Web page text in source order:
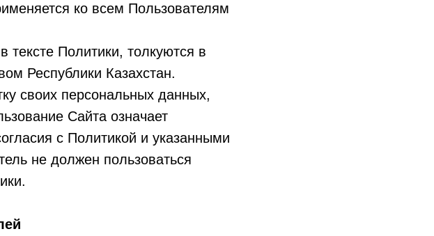
ко всем Пользователям
Политики, толкуются в
Республики Казахстан.
своих персональных данных,
Сайта означает
с Политикой и указанными
не должен пользоваться